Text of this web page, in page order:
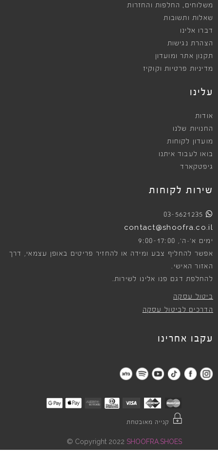
משלוחים , החלפות והחזרות
שאלות ותשובות
דברו אלינו
הצהרת נגישות
תקנון אתר ומועדון
מדיניות פרטיות וקוקיז
עלינו
אודות
החנויות שלנו
מועדון לקוחות
בואו לעבוד איתנו
גיפטקארד
שירות לקוחות
03-5621235
contact@shoofra.co.il
ימים א׳-ה׳, 9:00-17:00
אפשר להחליף צבע ומידה או להחזיר פריטים באופן עצמאי, דרך
האזור האישי.
להחלפת דגם פנו אלינו לשירות.
ביטול עסקה
הדרכים לביטול עסקה
עקבו אחרינו
קנייה מאובטחת
Copyright 2022 SHOOFRA.SHOES
©